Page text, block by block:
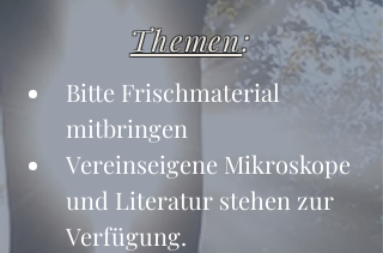
Themen:
Bitte Frischmaterial
mitbringen
Vereinseigene Mikroskope
und Literatur stehen zur
Verfügung.